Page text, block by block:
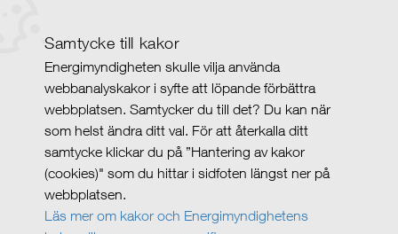
Samtycke till kakor
Energimyndigheten skulle vilja använda
webbanalyskakor i syfte att löpande förbättra
webbplatsen. Samtycker du till det? Du kan när
som helst ändra ditt val. För att återkalla ditt
samtycke klickar du på ”Hantering av kakor
(cookies)" som du hittar i sidfoten längst ner på
webbplatsen.
Läs mer om kakor och Energimyndighetens